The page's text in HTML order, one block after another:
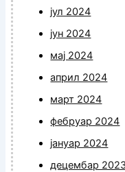
јул 2024
јун 2024
мај 2024
април 2024
март 2024
фебруар 2024
јануар 2024
децембар